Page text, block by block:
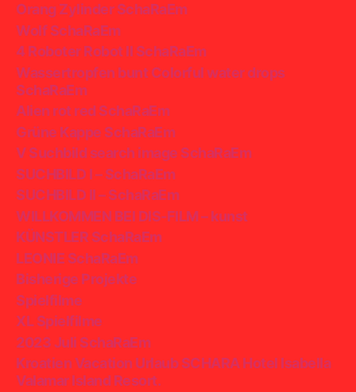
Orang Zylinder SchaRaEm
Wolf SchaRaEm
4 Roboter Robot II SchaRaEm
Wassertropfen bunt Colorful water drops
SchaRaEm
Alien rot red SchaRaEm
Grüne Kappe SchaRaEm
V Suchbild search image SchaRaEm
SUCHBILD I – SchaRaEm
SUCHBILD II – SchaRaEm
WILLKOMMEN BEI DIS-FILM – kunst
KÜNSTLER SchaRaEm
LEONIE SchaRaEm
Bisherige Projekte
Spielfilme
XL Spielfilme
2023 Juli SchaRaEm
Kroatien Vacation Urlaub SCHARA Hotel Isabella
Valamar Island Resort.